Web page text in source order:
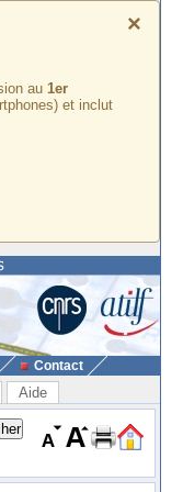
×
au 1er
et inclut
Contact
Aide